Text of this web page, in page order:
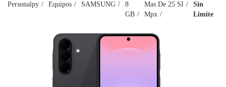
Personalpy Equipos SAMSUNG
8
GB
Mas De 25
Mpx
SI
Sin
Limite